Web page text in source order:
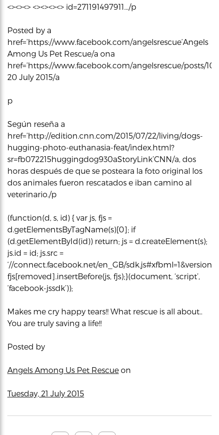
<><><> <><><><> id=271191497911…/p
Posted by a
href=’https://www.facebook.com/angelsrescue’Angels
Among Us Pet Rescue/a ona
href=’https://www.facebook.com/angelsrescue/posts/
20 July 2015/a
p
Según reseña a
href=’http://edition.cnn.com/2015/07/22/living/dogs-
hugging-photo-euthanasia-feat/index.html?
sr=fb072215huggingdog930aStoryLink’CNN/a, dos
horas después de que se posteara la foto original los
dos animales fueron rescatados e iban camino al
veterinario./p
(function(d, s, id) { var js, fjs =
d.getElementsByTagName(s)[0]; if
(d.getElementById(id)) return; js = d.createElement(s);
js.id = id; js.src =
‘//connect.facebook.net/en_GB/
fjs[removed].insertBefore(js, fjs);}(document, ‘script’,
‘facebook-jssdk’));
Makes me cry happy tears!! What rescue is all about..
You are truly saving a life!!
Posted by
Angels Among Us Pet Rescue on
Tuesday, 21 July 2015